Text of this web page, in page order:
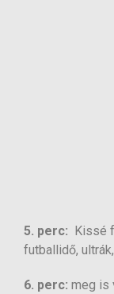
5. perc:
Kissé
futballidő,
6. perc: meg is